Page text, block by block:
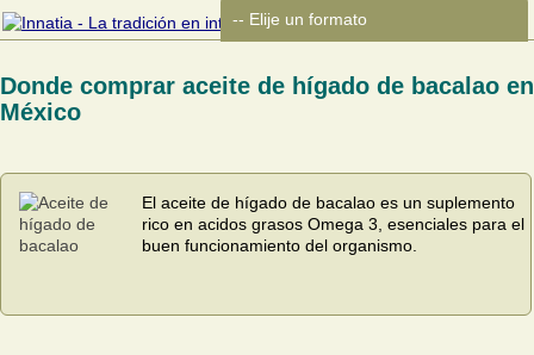
Donde comprar aceite de hígado de bacalao en
México
El aceite de hígado de bacalao es un suplemento
rico en acidos grasos Omega 3, esenciales para el
buen funcionamiento del organismo.